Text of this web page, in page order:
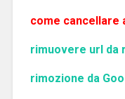
come cancellare
rimuovere url da
rimozione da